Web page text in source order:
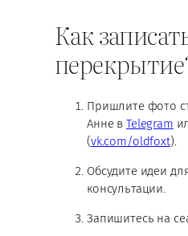
Как
Пришлите фото
Анне в Telegram
(vk.com/oldfoxt).
Обсудите идеи
консультации.
Запишитесь на